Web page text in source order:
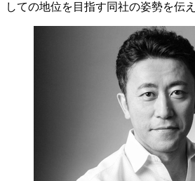
しての地位を目指す同社の姿勢を伝え